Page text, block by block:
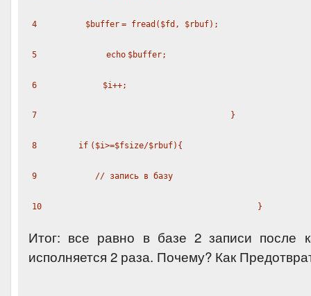
4 $buffer = fread ( $fd , $rbuf);
5 echo $buffer;
6 $i++;
7 }
8 if ( $i>=$fsize/$rbuf){
9 // запись в базу
10 }
Итог: все равно в базе 2 записи после
исполняется 2 раза. Почему? Как